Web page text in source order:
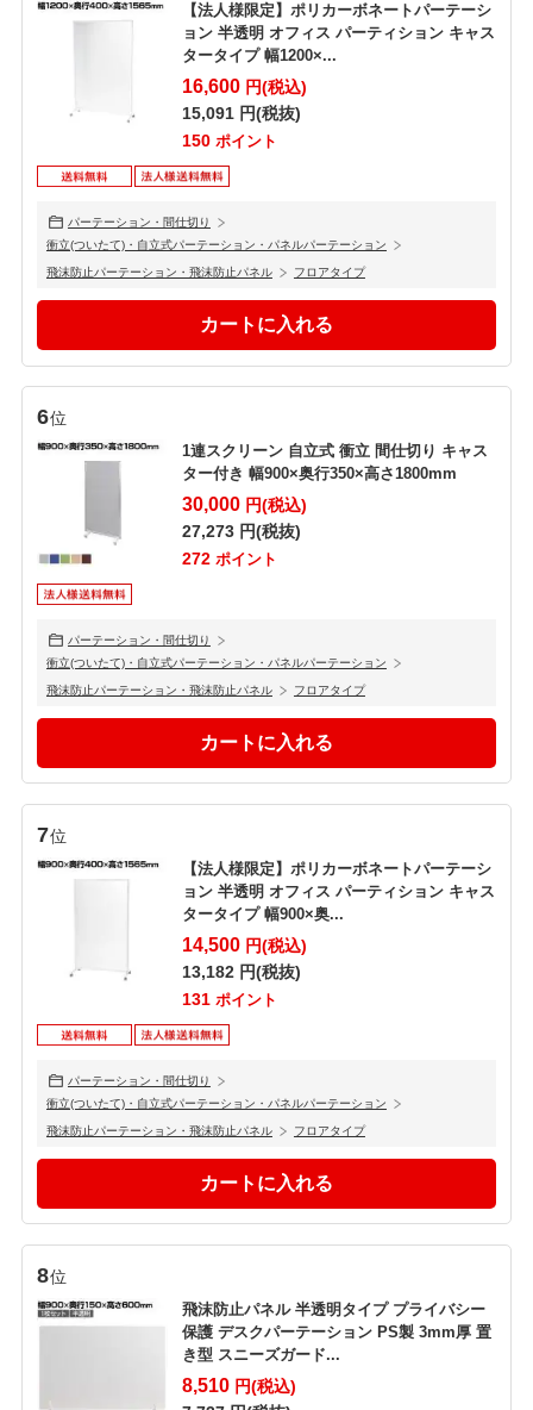
【法人様限定】ポリカーボネートパーテーシ
ョン 半透明 オフィス パーティション キャス
タータイプ 幅1200×...
16,600円(税込)
15,091円(税抜)
150 ポイント
パーテーション・間仕切り
衝立(ついたて)・自立式パーテーション・パネルパーテーション
飛沫防止パーテーション・飛沫防止パネル フロアタイプ
6位
1連スクリーン 自立式 衝立 間仕切り キャス
ター付き 幅900×奥行350×高さ1800mm
30,000円(税込)
27,273円(税抜)
272 ポイント
パーテーション・間仕切り
衝立(ついたて)・自立式パーテーション・パネルパーテーション
飛沫防止パーテーション・飛沫防止パネル フロアタイプ
7位
【法人様限定】ポリカーボネートパーテーシ
ョン 半透明 オフィス パーティション キャス
タータイプ 幅900×奥...
14,500円(税込)
13,182円(税抜)
131 ポイント
パーテーション・間仕切り
衝立(ついたて)・自立式パーテーション・パネルパーテーション
飛沫防止パーテーション・飛沫防止パネル フロアタイプ
8位
飛沫防止パネル 半透明タイプ プライバシー
保護 デスクパーテーション PS製 3mm厚 置
き型 スニーズガード...
8,510円(税込)